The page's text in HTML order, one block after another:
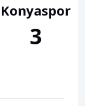
Konyaspor
3